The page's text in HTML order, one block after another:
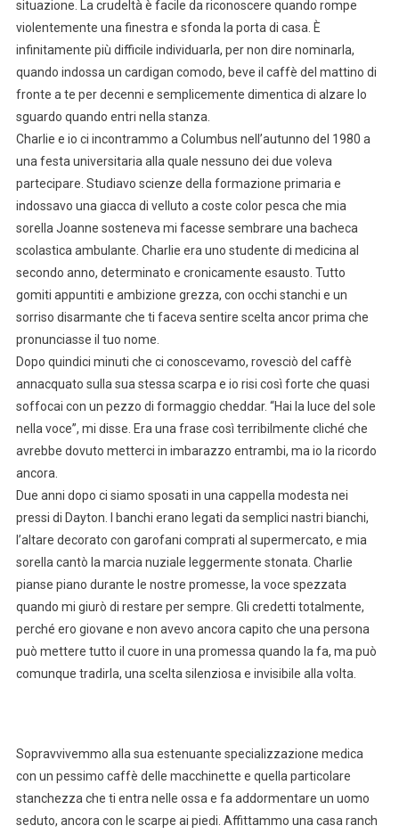
situazione. La crudeltà è facile da riconoscere quando rompe
violentemente una finestra e sfonda la porta di casa. È
infinitamente più difficile individuarla, per non dire nominarla,
quando indossa un cardigan comodo, beve il caffè del mattino di
fronte a te per decenni e semplicemente dimentica di alzare lo
sguardo quando entri nella stanza.
Charlie e io ci incontrammo a Columbus nell’autunno del 1980 a
una festa universitaria alla quale nessuno dei due voleva
partecipare. Studiavo scienze della formazione primaria e
indossavo una giacca di velluto a coste color pesca che mia
sorella Joanne sosteneva mi facesse sembrare una bacheca
scolastica ambulante. Charlie era uno studente di medicina al
secondo anno, determinato e cronicamente esausto. Tutto
gomiti appuntiti e ambizione grezza, con occhi stanchi e un
sorriso disarmante che ti faceva sentire scelta ancor prima che
pronunciasse il tuo nome.
Dopo quindici minuti che ci conoscevamo, rovesciò del caffè
annacquato sulla sua stessa scarpa e io risi così forte che quasi
soffocai con un pezzo di formaggio cheddar. “Hai la luce del sole
nella voce”, mi disse. Era una frase così terribilmente cliché che
avrebbe dovuto metterci in imbarazzo entrambi, ma io la ricordo
ancora.
Due anni dopo ci siamo sposati in una cappella modesta nei
pressi di Dayton. I banchi erano legati da semplici nastri bianchi,
l’altare decorato con garofani comprati al supermercato, e mia
sorella cantò la marcia nuziale leggermente stonata. Charlie
pianse piano durante le nostre promesse, la voce spezzata
quando mi giurò di restare per sempre. Gli credetti totalmente,
perché ero giovane e non avevo ancora capito che una persona
può mettere tutto il cuore in una promessa quando la fa, ma può
comunque tradirla, una scelta silenziosa e invisibile alla volta.
Sopravvivemmo alla sua estenuante specializzazione medica
con un pessimo caffè delle macchinette e quella particolare
stanchezza che ti entra nelle ossa e fa addormentare un uomo
seduto, ancora con le scarpe ai piedi. Affittammo una casa ranch